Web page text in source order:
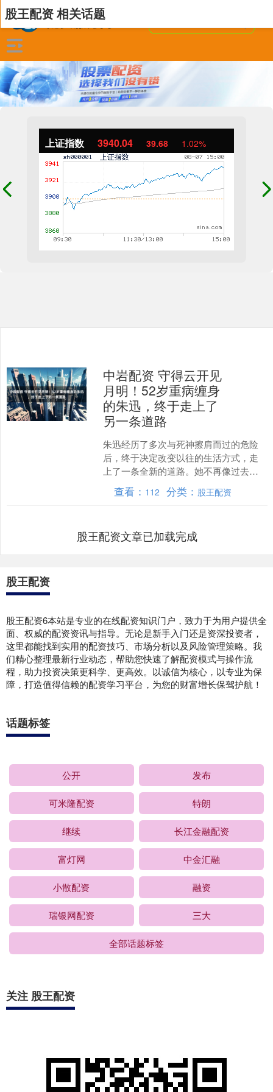
上证指数 3940.04 39.68 1.02%
股王配资 相关话题
中岩配资 守得云开见
月明！52岁重病缠身
的朱迅，终于走上了
另一条道路
朱迅经历了多次与死神擦肩而过的危险
后，终于决定改变以往的生活方式，走
上了一条全新的道路。她不再像过去那
样沉浸于忧郁和困顿之中，而是勇敢地
拥抱生活，觉得既然上天给....
查看： 112 分类： 股王配资
股王配资文章已加载完成
股王配资
股王配资6本站是专业的在线配资知识门户，致力于为用户提供全
面、权威的配资资讯与指导。无论是新手入门还是资深投资者，
这里都能找到实用的配资技巧、市场分析以及风险管理策略。我
们精心整理最新行业动态，帮助您快速了解配资模式与操作流
程，助力投资决策更科学、更高效。以诚信为核心，以专业为保
障，打造值得信赖的配资学习平台，为您的财富增长保驾护航！
话题标签
公开 发布
可米隆配资 特朗
继续 长江金融配资
富灯网 中金汇融
小散配资 融资
瑞银网配资 三大
全部话题标签
关注 股王配资